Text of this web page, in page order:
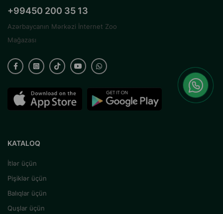
+99450 200 35 13
Azərbaycanın Mərkəzi İnternet Zoo
Mağazası
KATALOQ
İtlər üçün
Pişiklər üçün
Balıqlar üçün
Quşlar üçün